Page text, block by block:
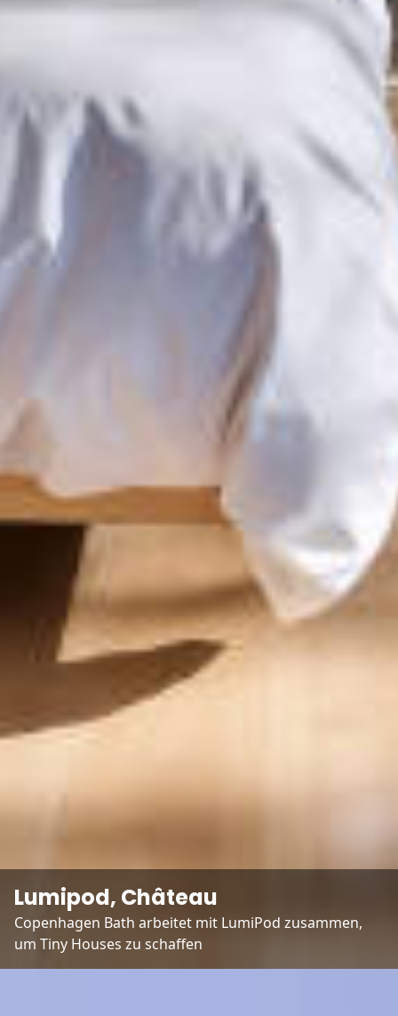
Lumipod, Château
Copenhagen Bath arbeitet mit LumiPod zusammen,
um Tiny Houses zu schaffen